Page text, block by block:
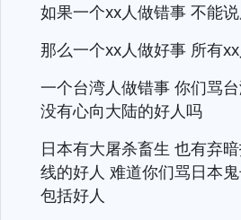
如果一个xx人做错事 不能
那么一个xx人做好事 所有
一个台湾人做错事 你们骂
没有心向大陆的好人吗
日本有大屠杀畜生 也有弃
线的好人 难道你们骂日本
包括好人